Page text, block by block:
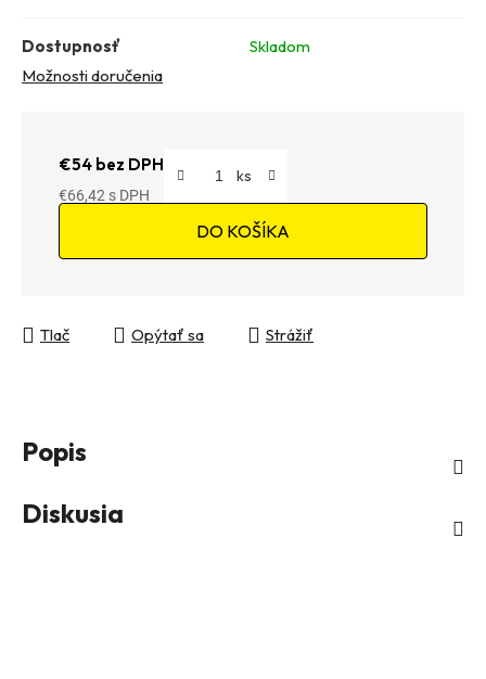
Dostupnosť
Skladom
Možnosti doručenia
€54 bez DPH
€66,42
DO KOŠÍKA
Tlač Opýtať sa Strážiť
Popis
Diskusia